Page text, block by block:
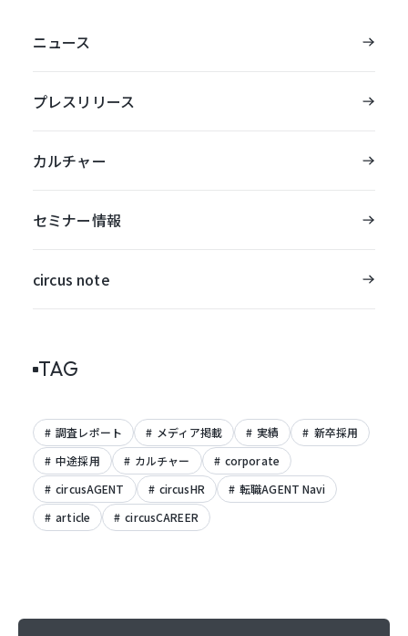
ニュース
プレスリリース
カルチャー
セミナー情報
circus note
TAG
調査レポート メディア掲載 実績
新卒採用
中途採用
カルチャー
corporate
circusAGENT
circusHR
転職AGENT Navi
article
circusCAREER